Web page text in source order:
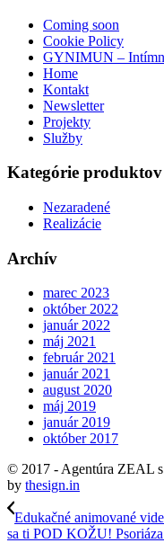
Coming soon
Cookie Policy
GYNIMUN –
Home
Kontakt
Newsletter
Projekty
Služby
Kategórie produktov
Nezaradené
Realizácie
Archív
marec 2023
október 2022
január 2022
máj 2021
február 2021
január 2021
august 2020
máj 2019
január 2019
október 2017
© 2017 - Agentúra ZEAL
by thesign.in
Edukačné animované
sa ti POD KOŽU!